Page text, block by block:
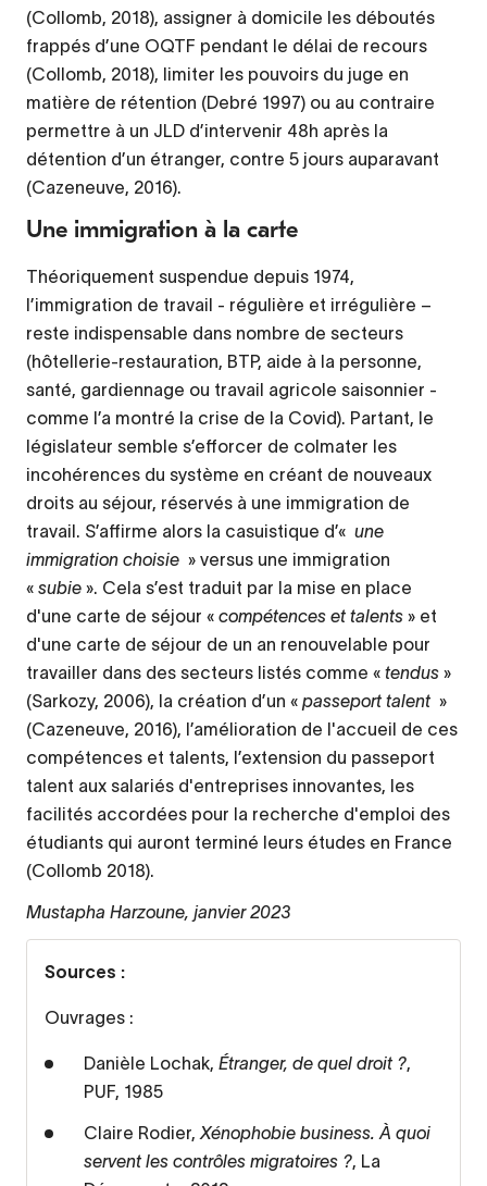
(Collomb, 2018), assigner à domicile les déboutés
frappés d’une OQTF pendant le délai de recours
(Collomb, 2018), limiter les pouvoirs du juge en
matière de rétention (Debré 1997) ou au contraire
permettre à un JLD d’intervenir 48h après la
détention d’un étranger, contre 5 jours auparavant
(Cazeneuve, 2016).
Une immigration à la carte
Théoriquement suspendue depuis 1974,
l’immigration de travail - régulière et irrégulière –
reste indispensable dans nombre de secteurs
(hôtellerie-restauration, BTP, aide à la personne,
santé, gardiennage ou travail agricole saisonnier -
comme l’a montré la crise de la Covid). Partant, le
législateur semble s’efforcer de colmater les
incohérences du système en créant de nouveaux
droits au séjour, réservés à une immigration de
travail. S’affirme alors la casuistique d’« une
immigration choisie » versus une immigration
« subie ». Cela s’est traduit par la mise en place
d'une carte de séjour « compétences et talents » et
d'une carte de séjour de un an renouvelable pour
travailler dans des secteurs listés comme « tendus »
(Sarkozy, 2006), la création d’un « passeport talent »
(Cazeneuve, 2016), l’amélioration de l'accueil de ces
compétences et talents, l’extension du passeport
talent aux salariés d'entreprises innovantes, les
facilités accordées pour la recherche d'emploi des
étudiants qui auront terminé leurs études en France
(Collomb 2018).
Mustapha Harzoune, janvier 2023
Sources :
Ouvrages :
Danièle Lochak, Étranger, de quel droit ?,
PUF, 1985
Claire Rodier, Xénophobie business. À quoi
servent les contrôles migratoires ?, La